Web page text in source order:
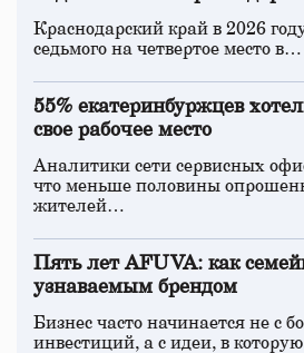
Краснодарский край в 2026
седьмого на четвертое место в…
55% екатеринбуржцев
свое рабочее место
Аналитики сети сервисных
что меньше половины
жителей…
Пять лет AFUVA: как
узнаваемым брендом
Бизнес часто начинается не с
инвестиций, а с идеи, в